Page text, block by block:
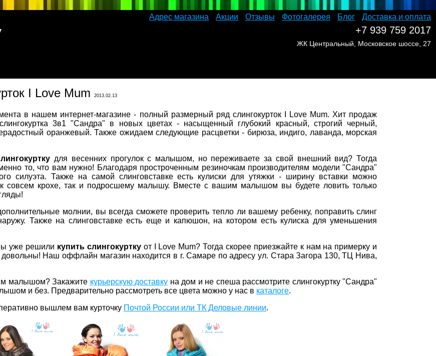
Адрес магазина Акции Отзывы Фотогалерея Блог Доставка и оплата
I Love Mum 2013.02.13
в нашем интернет-магазине - полный размерный ряд слингокурток I Love Mum. Хит продаж
3в1 "Сандра" в новых цветах - насыщенный глубокий красный, строгий черный,
оранжевый. Также ожидаем следующие расцветки - бирюза, индиго, лаванда, морская
для весенних прогулок с малышом, но переживаете за свой внешний вид? Тогда
то, что вам нужно! Благодаря простроченным резиночкам производителям модели "Сандра"
силуэта. Также на самой слинговставке есть кулиски для утяжки - ширину вставки можно
совсем крохе, так и подросшему малышу. Вместе с вашим малышом вы будете ловить только
молнии, вы всегда сможете проверить тепло ли вашему ребенку, поправить слинг
Также на слинговставке есть еще и капюшон, на котором есть кулиска для уменьшения
уже решили купить слингокурткуот I Love Mum? Тогда скорее приезжайте к нам на примерку и
довольны! Наш оффлайн магазин находится в г. Самаре по адресу ул. Стара Загора 130, ТЦ Нива,
малышом? Закажите курьерскую доставку на дом и не спеша рассмотрите слингокуртку "Сандра"
и без. Предварительно рассмотреть все цвета можно у нас в каталоге.
вышлем вам курточку Почтой России или ТК Деловые линии.
+7 939 759 2017
ЖК Центральный, Московское шоссе, 27